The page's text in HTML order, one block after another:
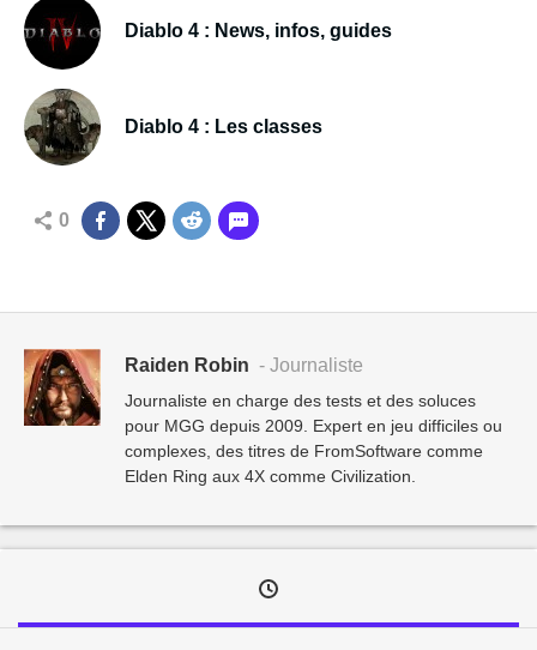
Diablo 4 : News, infos, guides
Diablo 4 : Les classes
0
Raiden Robin - Journaliste
Journaliste en charge des tests et des soluces
pour MGG depuis 2009. Expert en jeu difficiles ou
complexes, des titres de FromSoftware comme
Elden Ring aux 4X comme Civilization.